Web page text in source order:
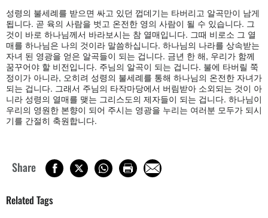
성령의 불세례를 받으면 싸고 있던 껍데기는 타버리고 알곡만이 남게
됩니다. 곧 육의 사람을 벗고 온전한 영의 사람이 될 수 있습니다. 그
것이 바로 하나님께서 바라보시는 참 열매입니다. 그때 비로소 그 열
매를 하나님은 나의 것이라 말씀하십니다. 하나님의 나라를 상속받는
자녀 된 영광을 얻은 알곡들이 되는 겁니다. 금년 한 해, 우리가 함께
꿈꾸어야 할 비전입니다. 주님의 알곡이 되는 겁니다. 불에 타버릴 쭉
정이가 아니라, 오히려 성령의 불세례를 통해 하나님의 온전한 자녀가
되는 겁니다. 그래서 주님의 타작마당에서 버림받아 소외되는 것이 아
니라 성령의 열매를 맺는 그리스도의 제자들이 되는 겁니다. 하나님이
우리의 영원한 본향이 되어 주시는 영광을 누리는 여러분 모두가 되시
기를 간절히 축원합니다.
Share
Related Tags